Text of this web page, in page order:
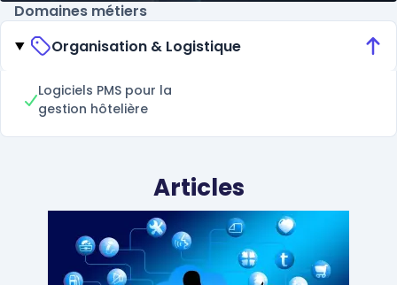
Domaines métiers
Organisation & Logistique
Logiciels PMS pour la
gestion hôtelière
Articles